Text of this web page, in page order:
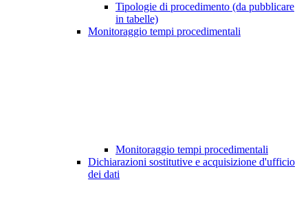
Tipologie di procedimento (da pubblicare
in tabelle)
Monitoraggio tempi procedimentali
Monitoraggio tempi procedimentali
Dichiarazioni sostitutive e acquisizione d'ufficio
dei dati